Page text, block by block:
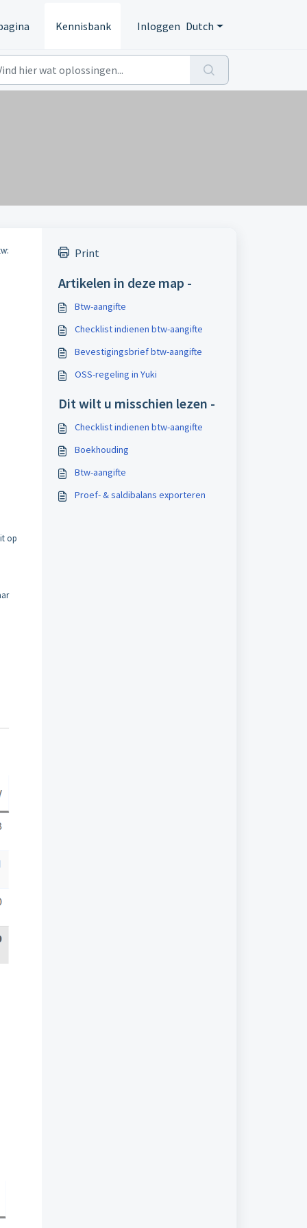
Kennisbank Inloggen Dutch
op
Print
Artikelen in deze map -
Btw-aangifte
Checklist indienen btw-aangifte
Bevestigingsbrief btw-aangifte
OSS-regeling in Yuki
Dit wilt u misschien lezen -
Checklist indienen btw-aangifte
Boekhouding
Btw-aangifte
Proef- & saldibalans exporteren